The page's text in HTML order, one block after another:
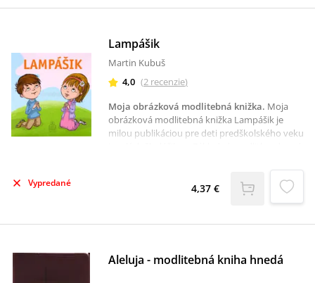
rodičia.
Lampášik
Martin Kubuš
4,0 (2 recenzie)
Moja obrázková modlitebná knižka. Moja
obrázková modlitebná knižka Lampášik je
milou publikáciou pre deti predškolského veku
k Duchu Svätému i svätcom sú doplnené
farebnými obrázkami.
Vypredané 4,37 €
Aleluja - modlitebná kniha hnedá